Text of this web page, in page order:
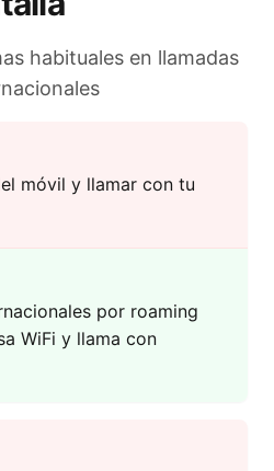
habituales en llamadas
móvil y llamar con tu
por roaming
WiFi y llama con